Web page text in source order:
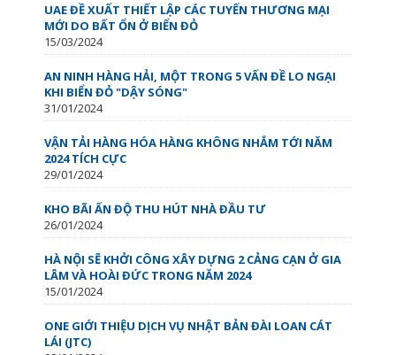
UAE ĐỀ XUẤT THIẾT LẬP CÁC TUYẾN THƯƠNG MẠI
MỚI DO BẤT ỔN Ở BIỂN ĐỎ
15/03/2024
AN NINH HÀNG HẢI, MỘT TRONG 5 VẤN ĐỀ LO NGẠI
KHI BIỂN ĐỎ "DẬY SÓNG"
31/01/2024
VẬN TẢI HÀNG HÓA HÀNG KHÔNG NHẮM TỚI NĂM
2024 TÍCH CỰC
29/01/2024
KHO BÃI ẤN ĐỘ THU HÚT NHÀ ĐẦU TƯ
26/01/2024
HÀ NỘI SẼ KHỞI CÔNG XÂY DỰNG 2 CẢNG CẠN Ở GIA
LÂM VÀ HOÀI ĐỨC TRONG NĂM 2024
15/01/2024
ONE GIỚI THIỆU DỊCH VỤ NHẬT BẢN ĐÀI LOAN CÁT
LÁI (JTC)